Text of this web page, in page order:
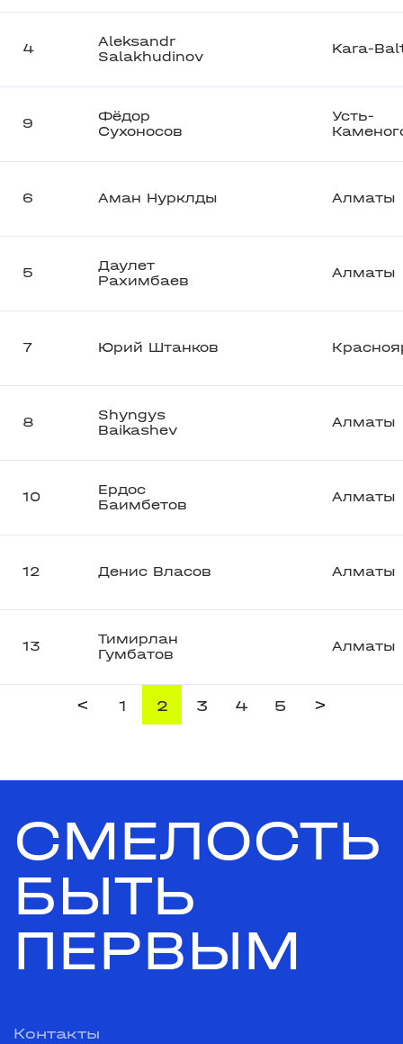
4
Aleksandr
Salakhudinov
Kara-
9
Фёдор
Сухоносов
Усть-
6 Аман Нурклды Алматы
5
Даулет
Рахимбаев
Алматы
7 Юрий Штанков
8
Shyngys
Baikashev
Алматы
10
Ердос
Баимбетов
Алматы
12 Денис Власов Алматы
13
Тимирлан
Гумбатов
Алматы
< 1 2 3 4 5 >
СМЕЛОСТЬ
БЫТЬ
ПЕРВЫМ
Контакты